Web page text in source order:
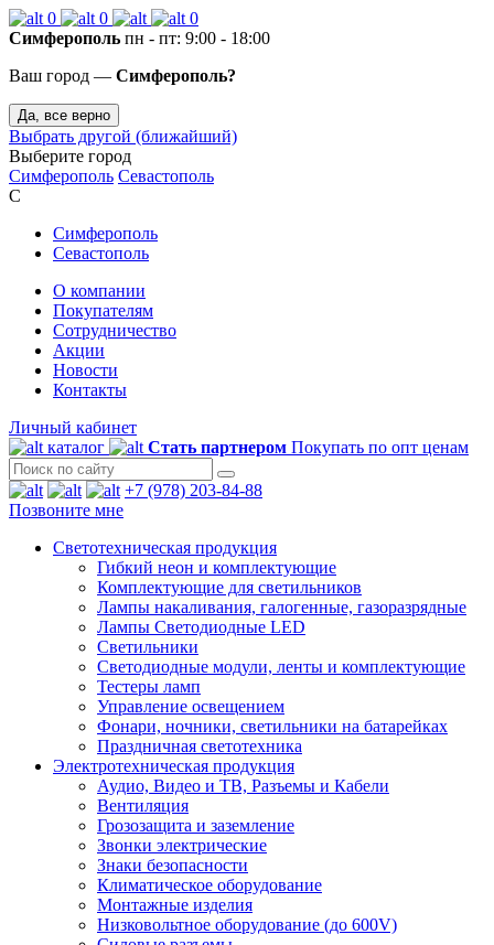
0 0
0
Симферополь пн - пт: 9:00 - 18:00
Ваш город — Симферополь?
Да, все верно
Выбрать другой (ближайший)
Выберите город
Симферополь Севастополь
С
Симферополь
Севастополь
О компании
Покупателям
Сотрудничество
Акции
Новости
Контакты
Личный кабинет
каталог
Стать партнером Покупать по опт ценам
+7 (978) 203-84-88
Позвоните мне
Светотехническая продукция
Гибкий неон и комплектующие
Комплектующие для светильников
Лампы накаливания, галогенные, газоразрядные
Лампы Светодиодные LED
Светильники
Светодиодные модули, ленты и комплектующие
Тестеры ламп
Управление освещением
Фонари, ночники, светильники на батарейках
Праздничная светотехника
Электротехническая продукция
Аудио, Видео и ТВ, Разъемы и Кабели
Вентиляция
Грозозащита и заземление
Звонки электрические
Знаки безопасности
Климатическое оборудование
Монтажные изделия
Низковольтное оборудование (до 600V)